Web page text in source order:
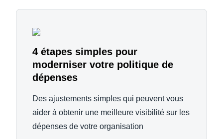
4 étapes simples pour
moderniser votre politique de
dépenses
Des ajustements simples qui peuvent vous
aider à obtenir une meilleure visibilité sur les
dépenses de votre organisation